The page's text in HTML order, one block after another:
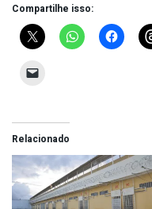
Compartilhe isso:
Relacionado